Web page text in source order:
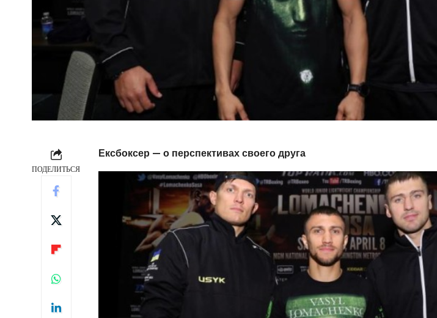
ПОДЕЛИТЬСЯ
Ексбоксер — о перспективах своего друга